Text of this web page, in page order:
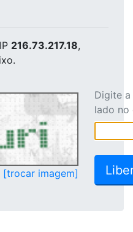
216.73.217.18,
[trocar imagem]
Digite
lado no